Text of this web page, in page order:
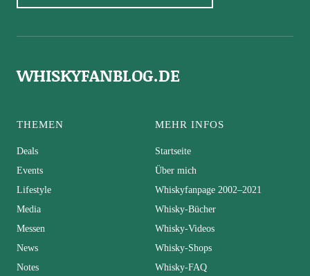
WHISKYFANBLOG.DE
THEMEN
Deals
Events
Lifestyle
Media
Messen
News
Notes
MEHR INFOS
Startseite
Über mich
Whiskyfanpage 2002–2021
Whisky-Bücher
Whisky-Videos
Whisky-Shops
Whisky-FAQ